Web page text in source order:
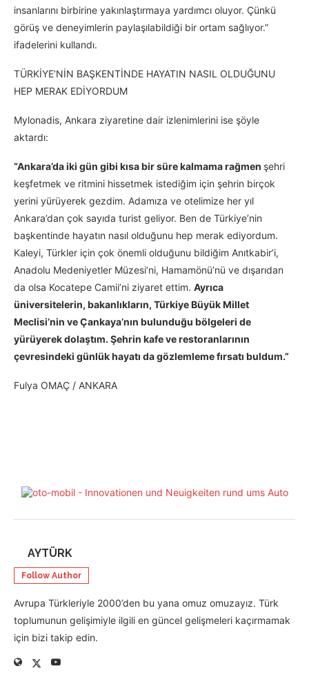
insanlarını birbirine yakınlaştırmaya yardımcı oluyor. Çünkü
görüş ve deneyimlerin paylaşılabildiği bir ortam sağlıyor.”
ifadelerini kullandı.
TÜRKİYE’NİN BAŞKENTİNDE HAYATIN NASIL OLDUĞUNU
HEP MERAK EDİYORDUM
Mylonadis, Ankara ziyaretine dair izlenimlerini ise şöyle
aktardı:
“Ankara’da iki gün gibi kısa bir süre kalmama rağmen şehri
keşfetmek ve ritmini hissetmek istediğim için şehrin birçok
yerini yürüyerek gezdim. Adamıza ve otelimize her yıl
Ankara’dan çok sayıda turist geliyor. Ben de Türkiye’nin
başkentinde hayatın nasıl olduğunu hep merak ediyordum.
Kaleyi, Türkler için çok önemli olduğunu bildiğim Anıtkabir’i,
Anadolu Medeniyetler Müzesi’ni, Hamamönü’nü ve dışarıdan
da olsa Kocatepe Camii’ni ziyaret ettim. Ayrıca
üniversitelerin, bakanlıkların, Türkiye Büyük Millet
Meclisi’nin ve Çankaya’nın bulunduğu bölgeleri de
yürüyerek dolaştım. Şehrin kafe ve restoranlarının
çevresindeki günlük hayatı da gözlemleme fırsatı buldum.”
Fulya OMAÇ / ANKARA
AYTÜRK
Follow Author
Avrupa Türkleriyle 2000’den bu yana omuz omuzayız. Türk
toplumunun gelişimiyle ilgili en güncel gelişmeleri kaçırmamak
için bizi takip edin.